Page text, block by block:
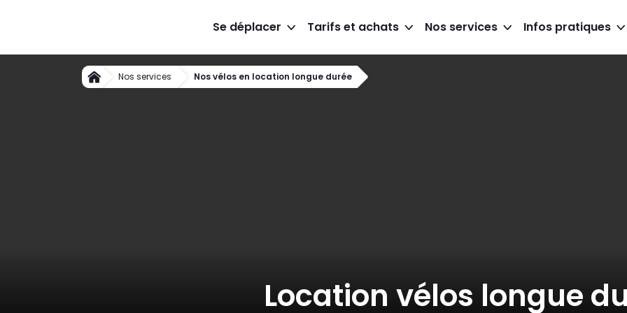
Se déplacer Tarifs et achats Nos services Infos pratiques
Nos services Nos vélos en location longue durée
Location vélos longue